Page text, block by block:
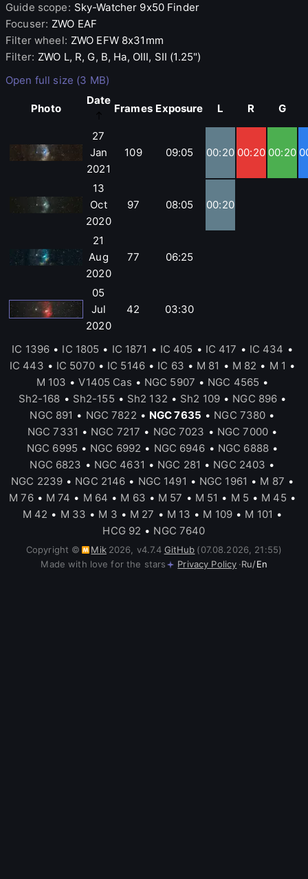
Guide scope: Sky-Watcher 9x50 Finder
Focuser: ZWO EAF
Filter wheel: ZWO EFW 8x31mm
Filter: ZWO L, R, G, B, Ha, OIII, SII (1.25")
Open full size (3 MB)
Photo
Date
Frames Exposure L R G
27
Jan
2021
109 09:05 00:20 00:20 00:20
13
Oct
2020
97 08:05 00:20
21
Aug
2020
77 06:25
05
Jul
2020
42 03:30
IC 1396 • IC 1805 • IC 1871 • IC 405 • IC 417 • IC 434 •
IC 443 • IC 5070 • IC 5146 • IC 63 • M 81 • M 82 • M 1 •
M 103 • V1405 Cas • NGC 5907 • NGC 4565 •
Sh2-168 • Sh2-155 • Sh2 132 • Sh2 109 • NGC 896 •
NGC 891 • NGC 7822 • NGC 7635 • NGC 7380 •
NGC 7331 • NGC 7217 • NGC 7023 • NGC 7000 •
NGC 6995 • NGC 6992 • NGC 6946 • NGC 6888 •
NGC 6823 • NGC 4631 • NGC 281 • NGC 2403 •
NGC 2239 • NGC 2146 • NGC 1491 • NGC 1961 • M 87 •
M 76 • M 74 • M 64 • M 63 • M 57 • M 51 • M 5 • M 45 •
M 42 • M 33 • M 3 • M 27 • M 13 • M 109 • M 101 •
HCG 92 • NGC 7640
Copyright © Mik 2026 v4.7.4 GitHub (07.08.2026, 21:55)
Made with love for the stars
Privacy Policy ·Ru/En